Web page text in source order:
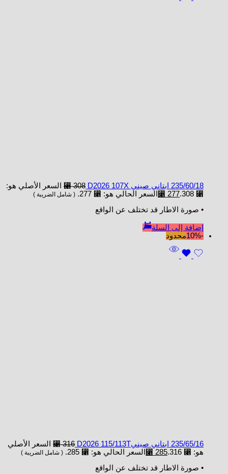
235/60/18 ابتاني صيني D2026 107X ⃁308
السعر الأصلي هو:
⃁ 308.
⃁ 277 السعر الحالي هو: ⃁ 277. ( شامل الضريبة )
• صورة الاطار قد تختلف عن الواقع
إضافة إلى السلة
-10%
محدود
235/65/16 ابتاني صينيD2026 115/113T ⃁316
السعر الأصلي
هو: ⃁ 316.
⃁ 285 السعر الحالي هو: ⃁ 285. ( شامل الضريبة )
• صورة الاطار قد تختلف عن الواقع